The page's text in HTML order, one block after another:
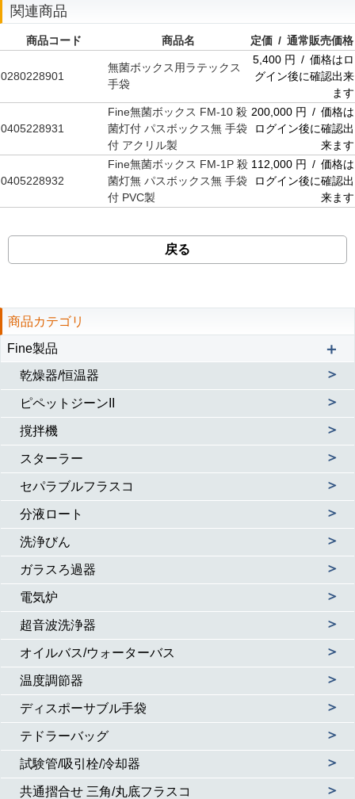
関連商品
商品コード 商品名 定価 / 通常販売価格
0280228901
無菌ボックス用ラテックス
手袋
5,400 円 / 価格はロ
グイン後に確認出来
ます
0405228931
Fine無菌ボックス FM-10 殺
菌灯付 パスボックス無 手袋
付 アクリル製
200,000 円 / 価格は
ログイン後に確認出
来ます
0405228932
Fine無菌ボックス FM-1P 殺
菌灯無 パスボックス無 手袋
付 PVC製
112,000 円 / 価格は
ログイン後に確認出
来ます
戻る
商品カテゴリ
Fine製品
＋
乾燥器/恒温器 ＞
ピペットジーンII ＞
撹拌機 ＞
スターラー ＞
セパラブルフラスコ ＞
分液ロート ＞
洗浄びん ＞
ガラスろ過器 ＞
電気炉 ＞
超音波洗浄器 ＞
オイルバス/ウォーターバス ＞
温度調節器 ＞
ディスポーサブル手袋 ＞
テドラーバッグ ＞
試験管/吸引栓/冷却器 ＞
共通摺合せ 三角/丸底フラスコ ＞